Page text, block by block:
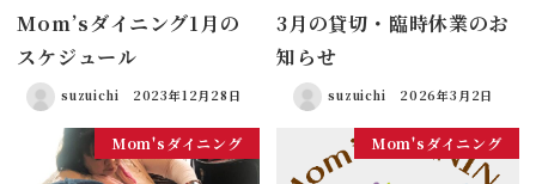
Mom’sダイニング1月の
スケジュール
suzuichi 2023年12月28日
3月の貸切・臨時休業のお
知らせ
suzuichi 2026年3月2日
Mom'sダイニング Mom'sダイニング